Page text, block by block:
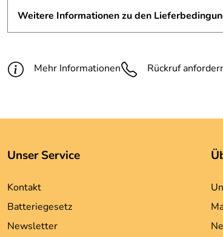
Weitere Informationen zu den
Mehr Informationen Rückruf
Unser Service
Kontakt
Batteriegesetz
Newsletter